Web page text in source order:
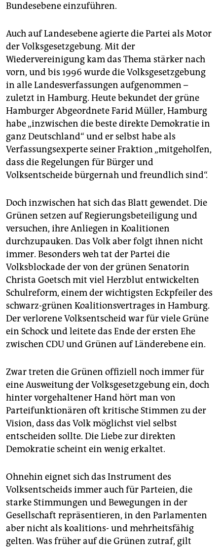
Bundesebene einzuführen.
Auch auf Landesebene agierte die Partei als Motor
der Volksgesetzgebung. Mit der
Wiedervereinigung kam das Thema stärker nach
vorn, und bis 1996 wurde die Volksgesetzgebung
in alle Landesverfassungen aufgenommen –
zuletzt in Hamburg. Heute bekundet der grüne
Hamburger Abgeordnete Farid Müller, Hamburg
habe „inzwischen die beste direkte Demokratie in
ganz Deutschland“ und er selbst habe als
Verfassungsexperte seiner Fraktion „mitgeholfen,
dass die Regelungen für Bürger und
Volksentscheide bürgernah und freundlich sind“.
Doch inzwischen hat sich das Blatt gewendet. Die
Grünen setzen auf Regierungsbeteiligung und
versuchen, ihre Anliegen in Koalitionen
durchzupauken. Das Volk aber folgt ihnen nicht
immer. Besonders weh tat der Partei die
Volksblockade der von der grünen Senatorin
Christa Goetsch mit viel Herzblut entwickelten
Schulreform, einem der wichtigsten Eckpfeiler des
schwarz-grünen Koalitionsvertrages in Hamburg.
Der verlorene Volksentscheid war für viele Grüne
ein Schock und leitete das Ende der ersten Ehe
zwischen CDU und Grünen auf Länderebene ein.
Zwar treten die Grünen offiziell noch immer für
eine Ausweitung der Volksgesetzgebung ein, doch
hinter vorgehaltener Hand hört man von
Parteifunktionären oft kritische Stimmen zu der
Vision, dass das Volk möglichst viel selbst
entscheiden sollte. Die Liebe zur direkten
Demokratie scheint ein wenig erkaltet.
Ohnehin eignet sich das Instrument des
Volksentscheids immer auch für Parteien, die
starke Stimmungen und Bewegungen in der
Gesellschaft repräsentieren, in den Parlamenten
aber nicht als koalitions- und mehrheitsfähig
gelten. Was früher auf die Grünen zutraf, gilt